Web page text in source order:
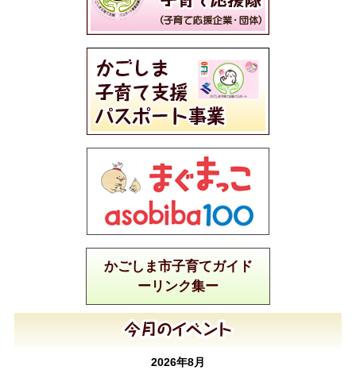
かごしま市子育てガイド
ーリンク集ー
2026年8月